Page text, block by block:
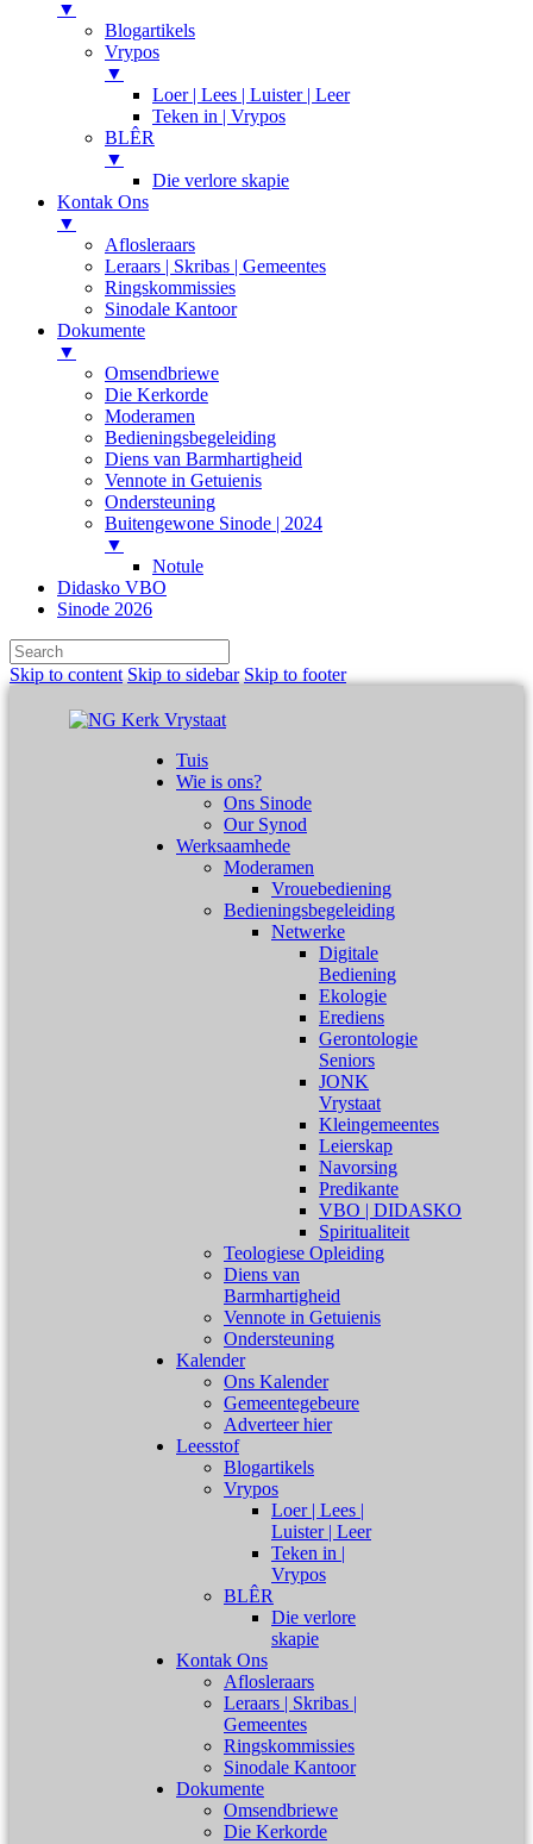
▼
Blogartikels
Vrypos
▼
Loer | Lees | Luister | Leer
Teken in | Vrypos
BLÊR
▼
Die verlore skapie
Kontak Ons
▼
Aflosleraars
Leraars | Skribas | Gemeentes
Ringskommissies
Sinodale Kantoor
Dokumente
▼
Omsendbriewe
Die Kerkorde
Moderamen
Bedieningsbegeleiding
Diens van Barmhartigheid
Vennote in Getuienis
Ondersteuning
Buitengewone Sinode | 2024
▼
Notule
Didasko VBO
Sinode 2026
Skip to content Skip to sidebar Skip to footer
Tuis
Wie is ons?
Ons Sinode
Our Synod
Werksaamhede
Moderamen
Vrouebediening
Bedieningsbegeleiding
Netwerke
Digitale
Bediening
Ekologie
Erediens
Gerontologie
Seniors
JONK
Vrystaat
Kleingemeentes
Leierskap
Navorsing
Predikante
VBO | DIDASKO
Spiritualiteit
Teologiese Opleiding
Diens van
Barmhartigheid
Vennote in Getuienis
Ondersteuning
Kalender
Ons Kalender
Gemeentegebeure
Adverteer hier
Leesstof
Blogartikels
Vrypos
Loer | Lees |
Luister | Leer
Teken in |
Vrypos
BLÊR
Die verlore
skapie
Kontak Ons
Aflosleraars
Leraars | Skribas |
Gemeentes
Ringskommissies
Sinodale Kantoor
Dokumente
Omsendbriewe
Die Kerkorde